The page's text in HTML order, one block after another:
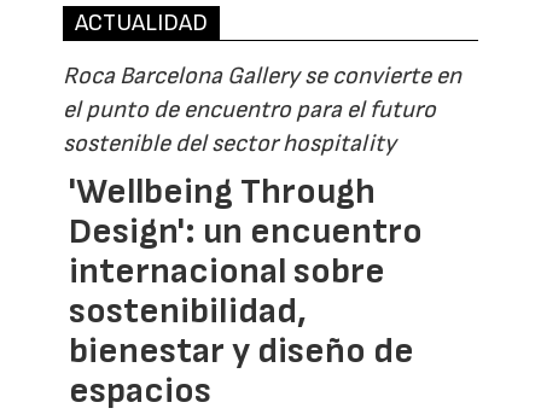
ACTUALIDAD
Roca Barcelona Gallery se convierte en
el punto de encuentro para el futuro
sostenible del sector hospitality
'Wellbeing Through
Design': un encuentro
internacional sobre
sostenibilidad,
bienestar y diseño de
espacios